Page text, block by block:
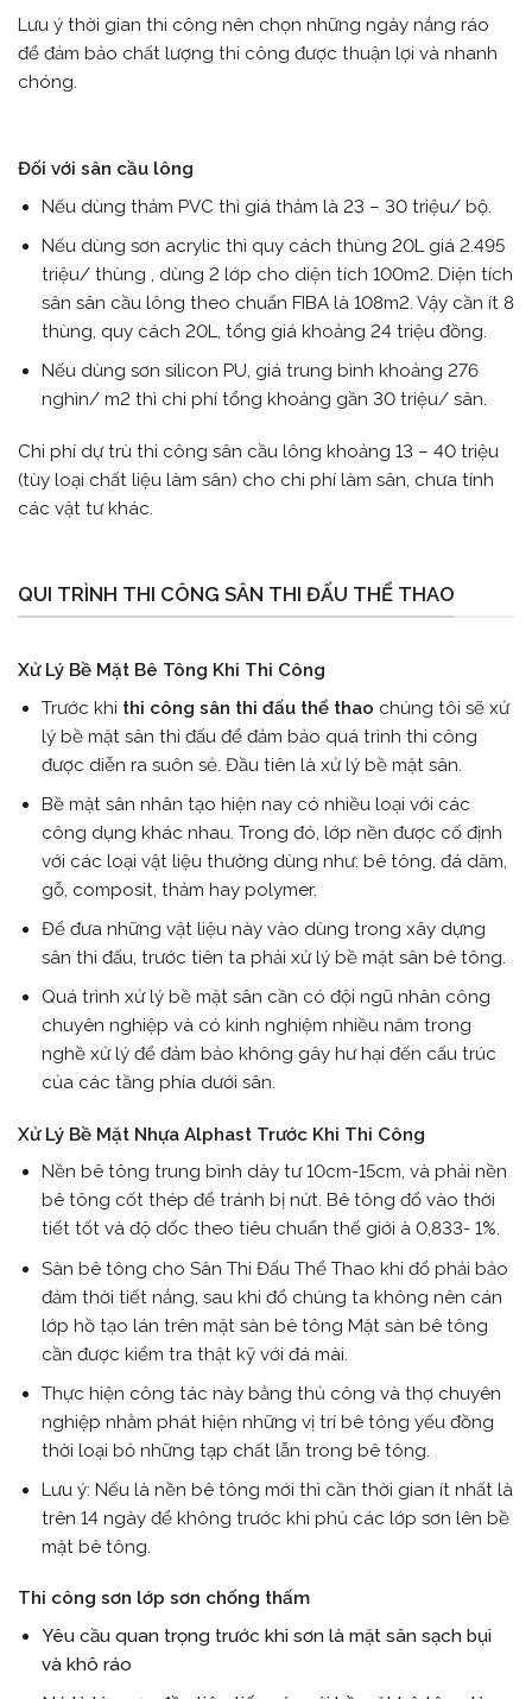
Lưu ý thời gian thi công nên chọn những ngày nắng ráo
để đảm bảo chất lượng thi công được thuận lợi và nhanh
chóng.
Đối với sân cầu lông
Nếu dùng thảm PVC thì giá thảm là 23 – 30 triệu/ bộ.
Nếu dùng sơn acrylic thì quy cách thùng 20L giá 2.495
triệu/ thùng , dùng 2 lớp cho diện tích 100m2. Diện tích
sân sân cầu lông theo chuẩn FIBA là 108m2. Vậy cần ít 8
thùng, quy cách 20L, tổng giá khoảng 24 triệu đồng.
Nếu dùng sơn silicon PU, giá trung bình khoảng 276
nghìn/ m2 thì chi phí tổng khoảng gần 30 triệu/ sân.
Chi phí dự trù thi công sân cầu lông khoảng 13 – 40 triệu
(tùy loại chất liệu làm sân) cho chi phí làm sân, chưa tính
các vật tư khác.
QUI TRÌNH THI CÔNG SÂN THI ĐẤU THỂ THAO
Xử Lý Bề Mặt Bê Tông Khi Thi Công
Trước khi thi công sân thi đấu thể thao chúng tôi sẽ xử
lý bề mặt sân thi đấu để đảm bảo quá trình thi công
được diễn ra suôn sẻ. Đầu tiên là xử lý bề mặt sân.
Bề mặt sân nhân tạo hiện nay có nhiều loại với các
công dụng khác nhau. Trong đó, lớp nền được cố định
với các loại vật liệu thường dùng như: bê tông, đá dăm,
gỗ, composit, thảm hay polymer.
Để đưa những vật liệu này vào dùng trong xây dựng
sân thi đấu, trước tiên ta phải xử lý bề mặt sân bê tông.
Quá trình xử lý bề mặt sân cần có đội ngũ nhân công
chuyên nghiệp và có kinh nghiệm nhiều năm trong
nghề xử lý để đảm bảo không gây hư hại đến cấu trúc
của các tầng phía dưới sân.
Xử Lý Bề Mặt Nhựa Alphast Trước Khi Thi Công
Nền bê tông trung bình dày tư 10cm-15cm, và phải nền
bê tông cốt thép để tránh bị nứt. Bê tông đổ vào thời
tiết tốt và độ dốc theo tiêu chuẩn thế giới à 0,833- 1%.
Sàn bê tông cho Sân Thi Đấu Thể Thao khi đổ phải bảo
đảm thời tiết nắng, sau khi đổ chúng ta không nên cán
lớp hồ tạo lán trên mặt sàn bê tông Mặt sàn bê tông
cần được kiểm tra thật kỹ với đá mài.
Thực hiện công tác này bằng thủ công và thợ chuyên
nghiệp nhằm phát hiện những vị trí bê tông yếu đồng
thời loại bỏ những tạp chất lẫn trong bê tông.
Lưu ý: Nếu là nền bê tông mới thì cần thời gian ít nhất là
trên 14 ngày để không trước khi phủ các lớp sơn lên bề
mặt bê tông.
Thi công sơn lớp sơn chống thấm
Yêu cầu quan trọng trước khi sơn là mặt sân sạch bụi
và khô ráo